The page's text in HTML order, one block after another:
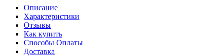
Описание
Характеристики
Отзывы
Как купить
Способы Оплаты
Доставка